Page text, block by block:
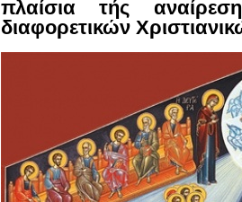
πλαίσια τής
διαφορετικών